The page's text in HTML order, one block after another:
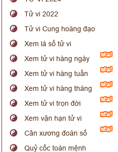
Tử vi 2022
Tử vi Cung hoàng đạo
Xem lá số tử vi
Xem tử vi hàng ngày
Xem tử vi hàng tuần
Xem tử vi hàng tháng
Xem tử vi trọn đời
Xem vận hạn tử vi
Cân xương đoán số
Quỷ cốc toán mệnh